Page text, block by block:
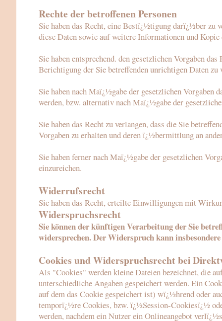
Rechte der betroffenen Personen
Sie haben das Recht, eine Bestï¿½tigung darï¿½ber zu
diese Daten sowie auf weitere Informationen und
Sie haben entsprechend. den gesetzlichen Vorgaben
Berichtigung der Sie betreffenden unrichtigen Daten zu
Sie haben nach Maï¿½gabe der gesetzlichen
werden, bzw. alternativ nach Maï¿½gabe der
Sie haben das Recht zu verlangen, dass die Sie
Vorgaben zu erhalten und deren ï¿½bermittlung an
Sie haben ferner nach Maï¿½gabe der gesetzlichen
einzureichen.
Widerrufsrecht
Sie haben das Recht, erteilte Einwilligungen mit
Widerspruchsrecht
Sie können der künftigen Verarbeitung der Sie
widersprechen. Der Widerspruch kann
Cookies und Widerspruchsrecht bei
Als "Cookies" werden kleine Dateien bezeichnet, die
unterschiedliche Angaben gespeichert werden. Ein
auf dem das Cookie gespeichert ist) wï¿½hrend oder
temporï¿½re Cookies, bzw. ï¿½Session-Cookiesï¿½
werden, nachdem ein Nutzer ein Onlineangebot